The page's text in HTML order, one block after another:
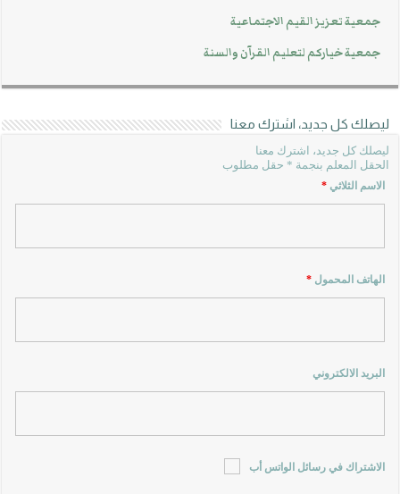
جمعية تعزيز القيم الاجتماعية
جمعية خياركم لتعليم القرآن والسنة
ليصلك كل جديد، اشترك معنا
ليصلك كل جديد، اشترك معنا
الحقل المعلم بنجمة * حقل مطلوب
الاسم الثلاثي*
الهاتف المحمول*
البريد الالكتروني
الاشتراك في رسائل الواتس أب